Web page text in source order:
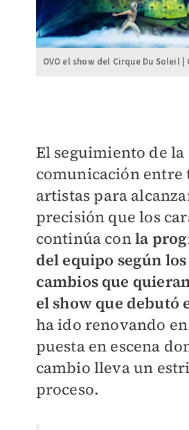
OVO el show del Cirque Du Soleil
El seguimiento de la
comunicación entre
artistas para
precisión que los
continúa conla
del equipo según
cambios que
el show que debutó
ha ido renovando
puesta en escena
cambio lleva un
proceso.